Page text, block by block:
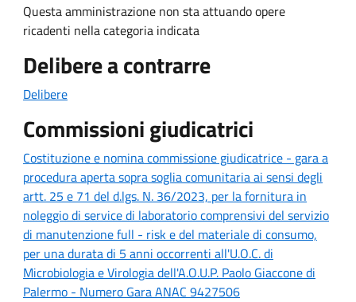
Questa amministrazione non sta attuando opere
ricadenti nella categoria indicata
Delibere a contrarre
Delibere
Commissioni giudicatrici
Costituzione e nomina commissione giudicatrice - gara a
procedura aperta sopra soglia comunitaria ai sensi degli
artt. 25 e 71 del d.lgs. N. 36/2023, per la fornitura in
noleggio di service di laboratorio comprensivi del servizio
di manutenzione full - risk e del materiale di consumo,
per una durata di 5 anni occorrenti all'U.O.C. di
Microbiologia e Virologia dell'A.O.U.P. Paolo Giaccone di
Palermo - Numero Gara ANAC 9427506